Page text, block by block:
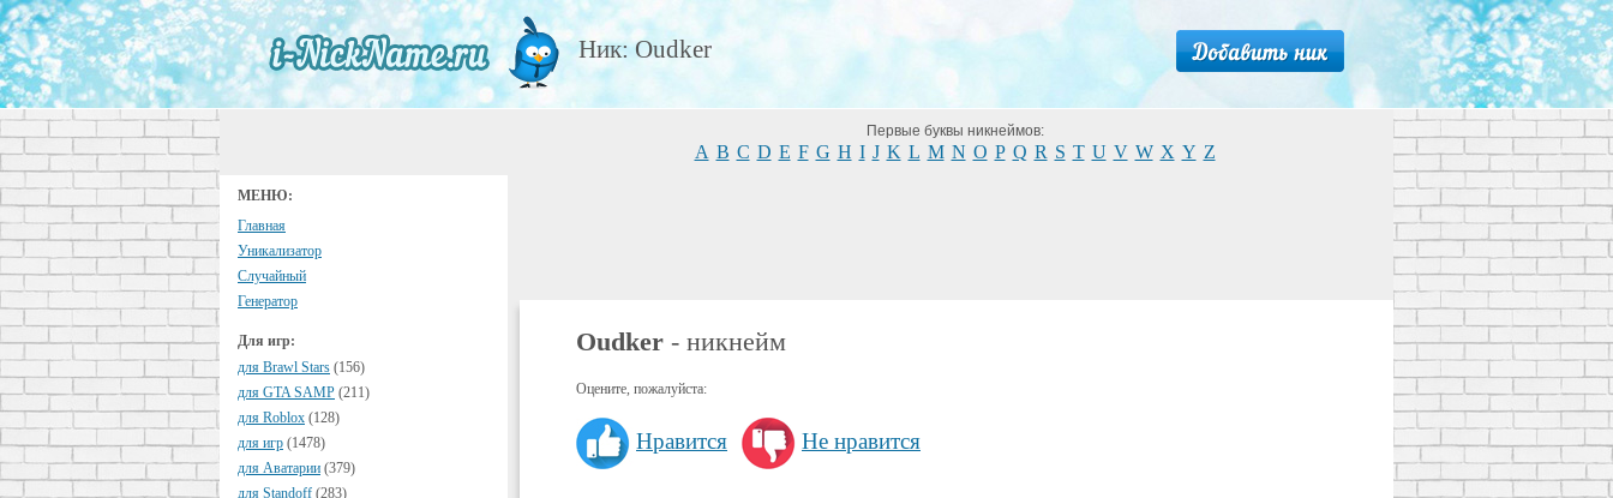
Ник: Oudker
МЕНЮ:
Главная
Уникализатор
Случайный
Генератор
Для игр:
для Brawl Stars (156)
для GTA SAMP (211)
для Roblox (128)
для игр (1478)
для Аватарии (379)
для Standoff (283)
Первые буквы никнеймов:
A B C D E F G H I J K L M N O P Q R S T U V W X Y Z
Oudker - никнейм
Оцените, пожалуйста:
Нравится Не нравится